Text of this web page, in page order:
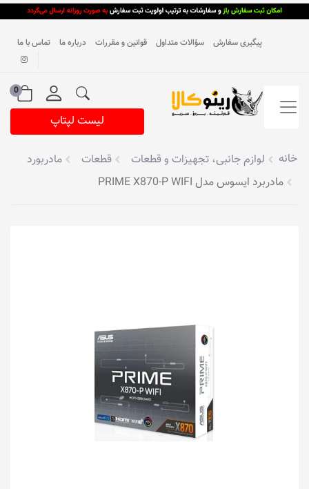
پیگیری سفارش سؤالات متداول قوانین و مقررات درباره ما تماس با ما
0
لیست لپتاپ
خانه لوازم جانبی، تجهیزات و قطعات قطعات
مادربورد
مادربرد ایسوس مدل PRIME X870-P WIFI